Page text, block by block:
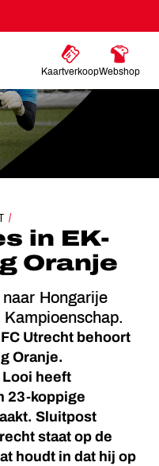
KaartverkoopWebshop
JONG ORANJE
in EK-
Oranje
Hongarije
Utrecht behoort
Oranje.
Looi heeft
23-koppige
Sluitpost
staat op de
houdt in dat hij op